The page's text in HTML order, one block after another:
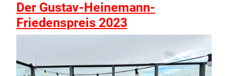
Der Gustav-Heinemann-
Friedenspreis 2023